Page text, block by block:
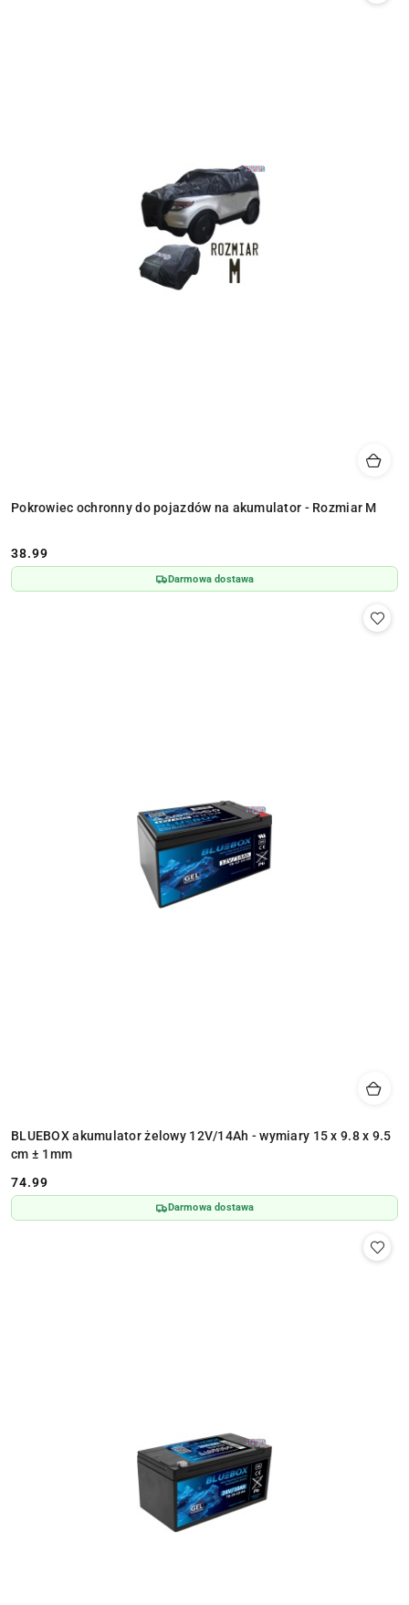
Pokrowiec ochronny do pojazdów na akumulator - Rozmiar M
Cena:
38.99
Darmowa dostawa
BLUEBOX akumulator żelowy 12V/14Ah - wymiary 15 x 9.8 x 9.5
cm ± 1mm
Cena:
74.99
Darmowa dostawa